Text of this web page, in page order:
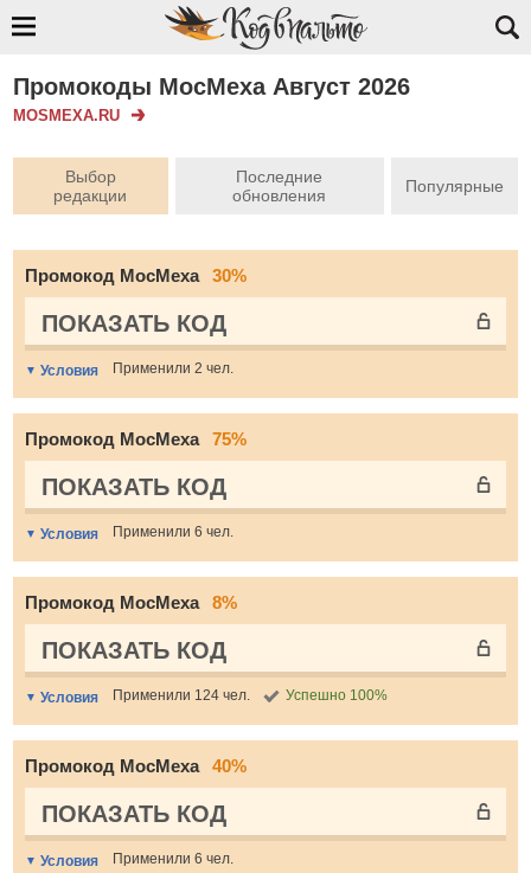
Промокоды МосМеха Август 2026
MOSMEXA.RU
Выбор
редакции
Последние
обновления
Популярные
Промокод МосМеха 30%
ПОКАЗАТЬ КОД
Условия Применили 2 чел.
Промокод МосМеха 75%
ПОКАЗАТЬ КОД
Условия Применили 6 чел.
Промокод МосМеха 8%
ПОКАЗАТЬ КОД
Условия Применили 124 чел. Успешно 100%
Промокод МосМеха 40%
ПОКАЗАТЬ КОД
Условия Применили 6 чел.